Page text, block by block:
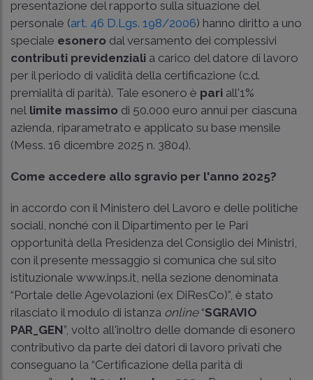
presentazione del rapporto sulla situazione del
personale (art. 46 D.Lgs. 198/2006) hanno diritto a uno
speciale esonero dal versamento dei complessivi
contributi previdenziali a carico del datore di lavoro
per il periodo di validità della certificazione (c.d.
premialità di parità). Tale esonero è pari all'1%
nel limite massimo di 50.000 euro annui per ciascuna
azienda, riparametrato e applicato su base mensile
(Mess. 16 dicembre 2025 n. 3804).
Come accedere allo sgravio per l'anno 2025?
in accordo con il Ministero del Lavoro e delle politiche
sociali, nonché con il Dipartimento per le Pari
opportunità della Presidenza del Consiglio dei Ministri,
con il presente messaggio si comunica che sul sito
istituzionale www.inps.it , nella sezione denominata
“Portale delle Agevolazioni (ex DiResCo)”, è stato
rilasciato il modulo di istanza online“SGRAVIO
PAR_GEN”, volto all'inoltro delle domande di esonero
contributivo da parte dei datori di lavoro privati che
conseguano la “Certificazione della parità di